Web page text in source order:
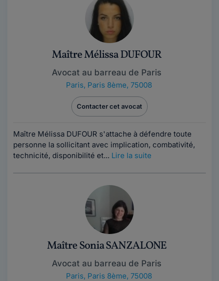
Maître Mélissa DUFOUR
Avocat au barreau de Paris
Paris, Paris 8ème, 75008
Contacter cet avocat
Maître Mélissa DUFOUR s'attache à défendre toute
personne la sollicitant avec implication, combativité,
technicité, disponibilité et... Lire la suite
Maître Sonia SANZALONE
Avocat au barreau de Paris
Paris, Paris 8ème, 75008